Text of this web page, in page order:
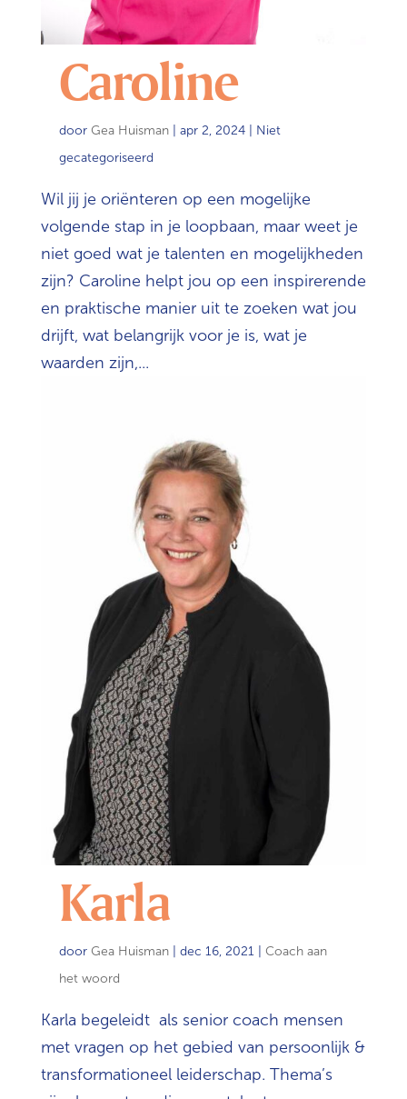
Caroline
door Gea Huisman| apr 2, 2024| Niet
gecategoriseerd
Wil jij je oriënteren op een mogelijke
volgende stap in je loopbaan, maar weet je
niet goed wat je talenten en mogelijkheden
zijn? Caroline helpt jou op een inspirerende
en praktische manier uit te zoeken wat jou
drijft, wat belangrijk voor je is, wat je
waarden zijn,...
Karla
door Gea Huisman| dec 16, 2021
Coach aan
het woord
Karla begeleidt als senior coach mensen
met vragen op het gebied van persoonlijk &
transformationeel leiderschap. Thema’s